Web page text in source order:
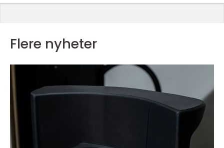
Flere nyheter